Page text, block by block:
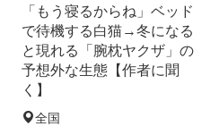
「もう寝るからね」ベッド
で待機する白猫→冬になる
と現れる「腕枕ヤクザ」の
予想外な生態【作者に聞
く】
全国